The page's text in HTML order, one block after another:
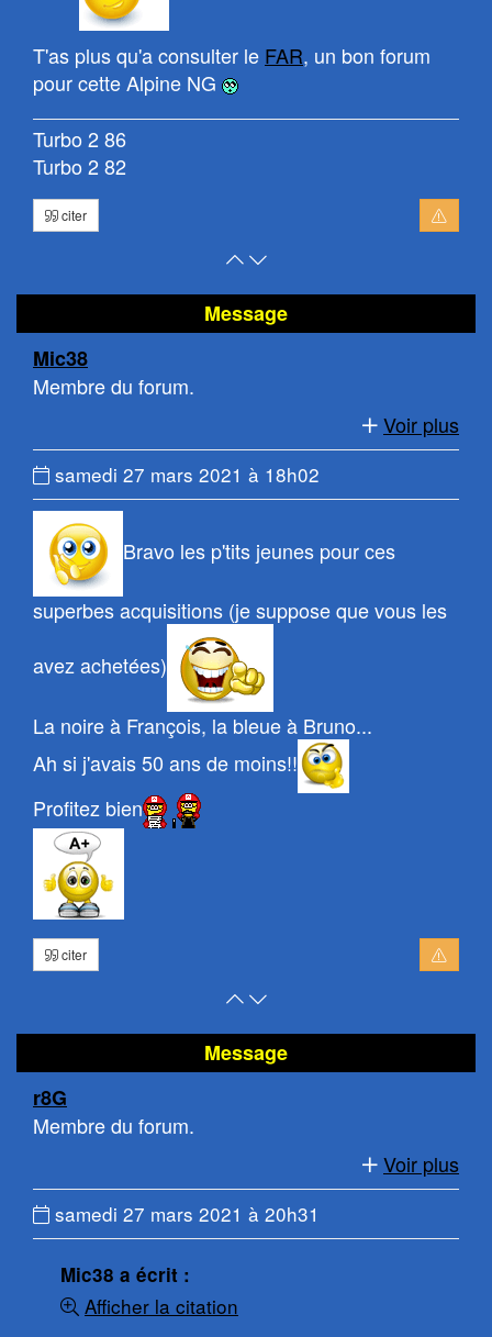
T'as plus qu'a consulter le FAR, un bon forum
pour cette Alpine NG
Turbo 2 86
Turbo 2 82
citer
Retour
haut
de
Atteindre
bas
de
Message
Mic38
Membre du forum.
Voir plus
Date
du
message
samedi 27 mars 2021 à 18h02
Bravo les p'tits jeunes pour ces
superbes acquisitions (je suppose que vous les
avez achetées)
La noire à François, la bleue à Bruno...
Ah si j'avais 50 ans de moins!!
Profitez bien
citer
Retour
haut
de
Atteindre
bas
de
Message
r8G
Membre du forum.
Voir plus
Date
du
message
samedi 27 mars 2021 à 20h31
Mic38 a écrit :
Afficher la citation